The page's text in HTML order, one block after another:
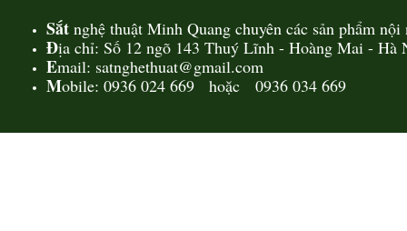
Sắt nghệ thuật Minh Quang chuyên các sản phẩm
Địa chỉ: Số 12 ngõ 143 Thuý Lĩnh - Hoàng Mai - Hà
Email: satnghethuat@gmail.com
Mobile: 0936 024 669 hoặc 0936 034 669